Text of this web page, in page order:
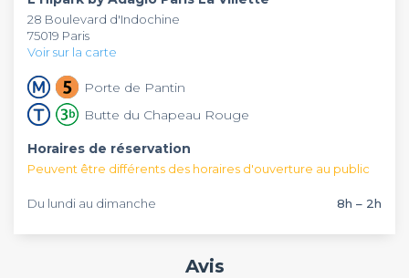
séjour sont réunis !
et séjour dans un de leurs établissements. Pensez à lire le
top des salles d'hôtel à Paris
28 Boulevard d'Indochine
75019 Paris
Voir sur la carte
Porte de Pantin
Butte du Chapeau Rouge
Horaires de réservation
Peuvent être différents des horaires d'ouverture au public
Du lundi au dimanche 8h – 2h
Avis